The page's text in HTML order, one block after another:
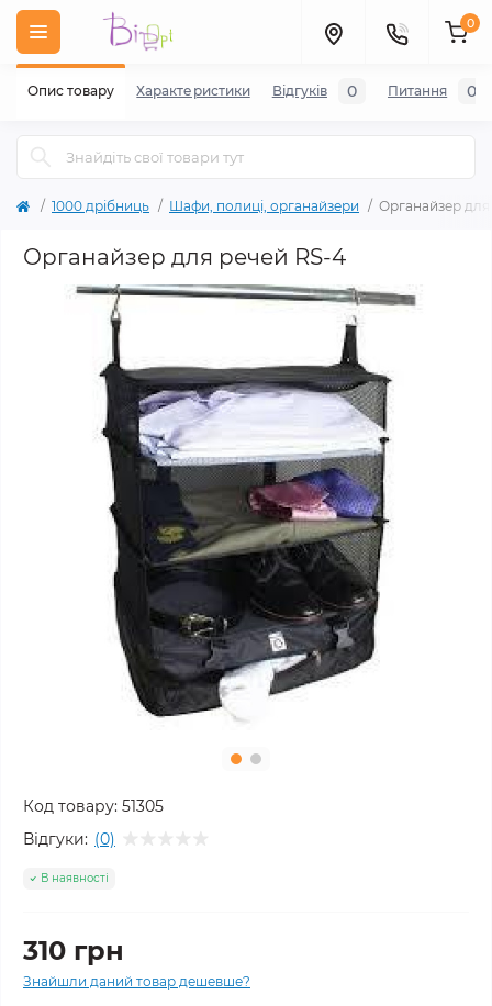
0
1000 дрібниць Шафи, полиці, органайзери Органайзер для
Органайзер для речей RS-4
Код товару: 51305
Відгуки: (0)
В наявності
310 грн
Знайшли даний товар дешевше?
Опис товару Характеристики Відгуків 0 Питання 0